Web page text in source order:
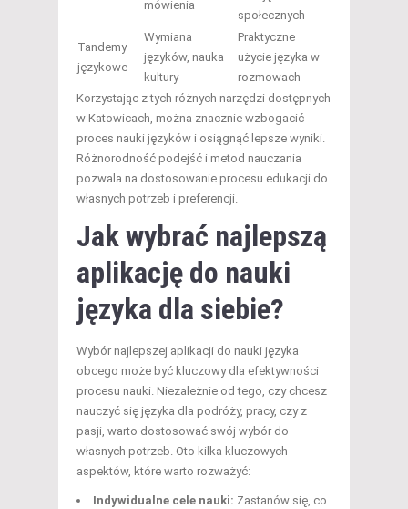
mówienia
społecznych
Tandemy
językowe
Wymiana
języków, nauka
kultury
Praktyczne
użycie języka w
rozmowach
Korzystając z tych różnych narzędzi dostępnych
w Katowicach, można znacznie wzbogacić
proces nauki języków i osiągnąć lepsze wyniki.
Różnorodność podejść i metod nauczania
pozwala na dostosowanie procesu edukacji do
własnych potrzeb i preferencji.
Jak wybrać najlepszą
aplikację do nauki
języka dla siebie?
Wybór najlepszej aplikacji do nauki języka
obcego może być kluczowy dla efektywności
procesu nauki. Niezależnie od tego, czy chcesz
nauczyć się języka dla podróży, pracy, czy z
pasji, warto dostosować swój wybór do
własnych potrzeb. Oto kilka kluczowych
aspektów, które warto rozważyć:
Indywidualne cele nauki: Zastanów się, co